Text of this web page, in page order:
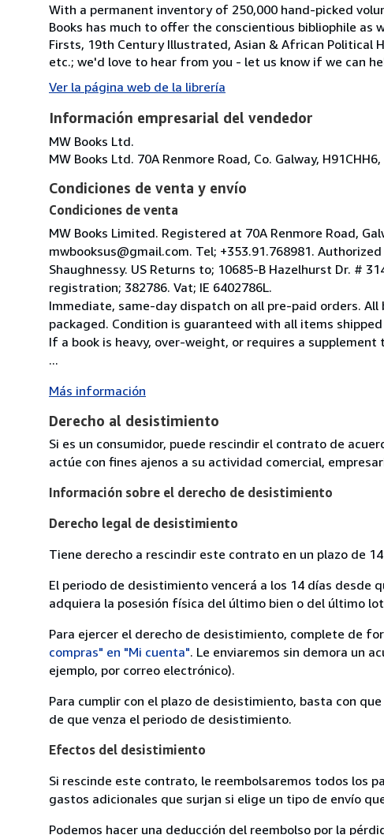
With a permanent inventory of 250,000 hand-picked
Books has much to offer the conscientious bibliophile as
Firsts, 19th Century Illustrated, Asian & African Political
etc.; we'd love to hear from you - let us know if we can
Ver la página web de la librería
Información empresarial del vendedor
MW Books Ltd.
MW Books Ltd. 70A Renmore Road, Co. Galway,
Condiciones de venta y envío
Condiciones de venta
MW Books Limited. Registered at 70A Renmore Road,
mwbooksus@gmail.com. Tel; +353.91.768981.
Shaughnessy. US Returns to; 10685-B Hazelhurst Dr. #
registration; 382786. Vat; IE 6402786L.
Immediate, same-day dispatch on all pre-paid orders. All
packaged. Condition is guaranteed with all items
If a book is heavy, over-weight, or requires a supplement
...
Más información
Derecho al desistimiento
Si es un consumidor, puede rescindir el contrato de
actúe con fines ajenos a su actividad comercial,
Información sobre el derecho de desistimiento
Derecho legal de desistimiento
Tiene derecho a rescindir este contrato en un plazo de
El periodo de desistimiento vencerá a los 14 días desde
adquiera la posesión física del último bien o del último
Para ejercer el derecho de desistimiento, complete de
compras" en "Mi cuenta". Le enviaremos sin demora un
ejemplo, por correo electrónico).
Para cumplir con el plazo de desistimiento, basta con
de que venza el periodo de desistimiento.
Efectos del desistimiento
Si rescinde este contrato, le reembolsaremos todos los
gastos adicionales que surjan si elige un tipo de envío
Podemos hacer una deducción del reembolso por la